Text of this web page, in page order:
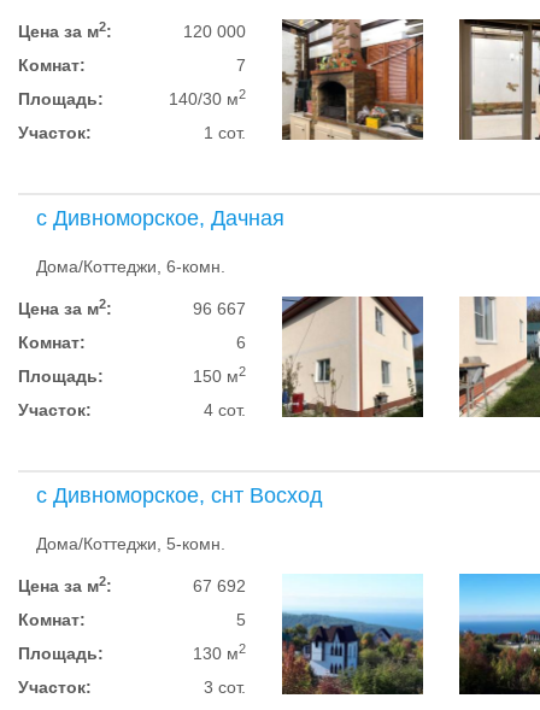
Цена за м2:
120 000
Комнат:
7
Площадь:
140/30 м2
Участок: 1 сот.
с Дивноморское, Дачная
Дома/Коттеджи, 6-комн.
Цена за м2:
96 667
Комнат:
6
Площадь:
150 м2
Участок: 4 сот.
с Дивноморское, снт Восход
Дома/Коттеджи, 5-комн.
Цена за м2:
67 692
Комнат:
5
Площадь:
130 м2
Участок:
3 сот.